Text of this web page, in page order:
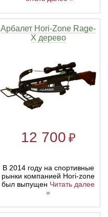
Арбалет Hori-Zone Rage-
X дерево
12 700 ₽
В 2014 году на спортивные
рынки компанией Hori-zone
был выпущен Читать далее
»